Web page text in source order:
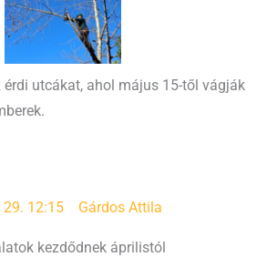
utcákat, ahol május 15-től vágják
12:15 Gárdos Attila
kezdődnek áprilistól